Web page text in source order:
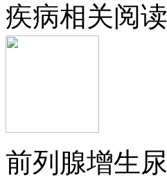
疾病相关阅读
前列腺增生